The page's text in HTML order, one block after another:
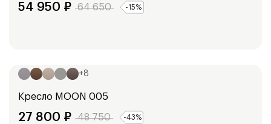
54 950 ₽ 64 650 -15%
+8
Кресло MOON 005
27 800 ₽ 48 750 -43%